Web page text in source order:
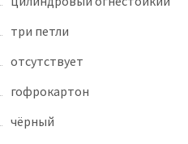
три петли
отсутствует
гофрокартон
чёрный